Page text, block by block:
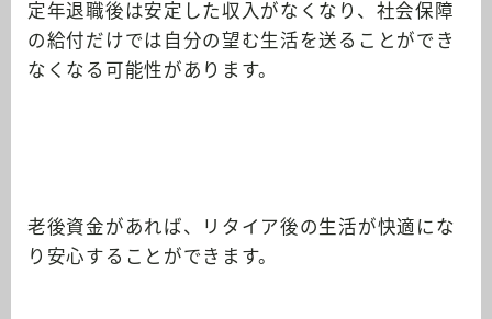
定年退職後は安定した収入がなくなり、社会保障
の給付だけでは自分の望む生活を送ることができ
なくなる可能性があります。
老後資金があれば、リタイア後の生活が快適にな
り安心することができます。